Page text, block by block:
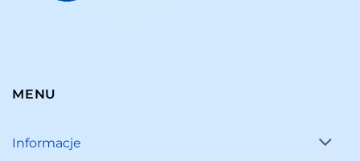
MENU
Informacje